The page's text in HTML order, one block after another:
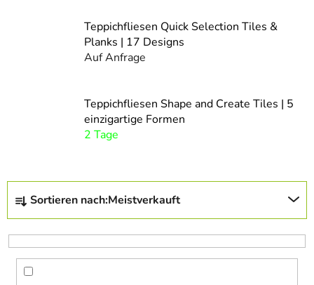
Teppichfliesen Quick Selection Tiles &
Planks | 17 Designs
Auf Anfrage
Teppichfliesen Shape and Create Tiles | 5
einzigartige Formen
2 Tage
P
o
d
Sortieren nach:Meistverkauft